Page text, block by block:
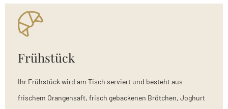
Frühstück
Ihr Frühstück wird am Tisch serviert und besteht aus
frischem Orangensaft, frisch gebackenen Brötchen, Joghurt